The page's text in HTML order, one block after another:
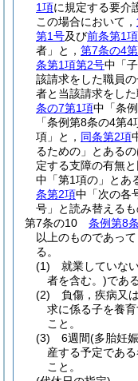
1項に規定する要介
この場合において，
第1号及び前条第1
者」と， 第7条の4
条第1項第2号中「
該請求をした職員
者と当該請求をし
条の7第1項中「条
「条例第8条の4第
項」と， 同条第2項
るための」とある
定する支障の有無
中「第1項の」とあ
条第2項中「次の各
号」と読み替えるも
第7条の10
条例第8
以上のものであっ
る。
(1)
就業していな
者を含む。)であ
(2)
負傷，疾病又
求に係る子を養
こと。
(3)
6週間(多胎妊
産する予定であ
こと。